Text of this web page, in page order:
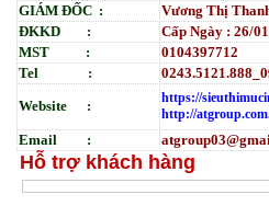
GIÁM ĐỐC :
Vương Thị
ĐKKD :
Cấp Ngày : 26/
MST :
0104397712
Tel :
Website :
https://
http://
Email :
Hỗ trợ khách hàng